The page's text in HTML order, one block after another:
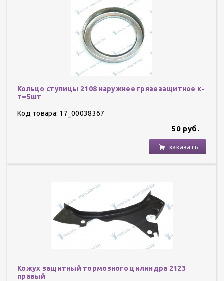
Кольцо ступицы 2108 наружнее грязезащитное к-
т=5шт
Код товара: 17_00038367
50 руб.
заказать
Кожух защитный тормозного цилиндра 2123
правый